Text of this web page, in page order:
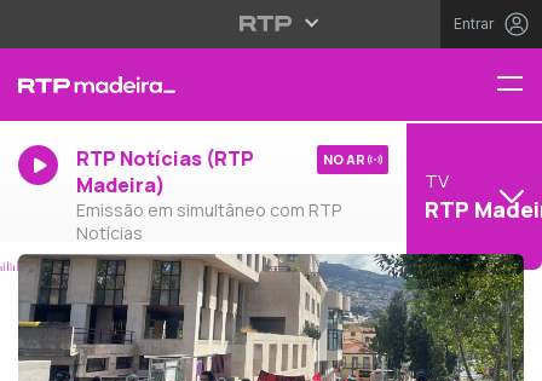
Entrar
RTP Notícias (RTP
Madeira)
Emissão em simultâneo com RTP
Notícias
NO AR
TV
RTP